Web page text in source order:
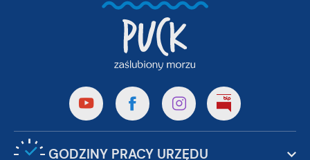
GODZINY PRACY URZĘDU